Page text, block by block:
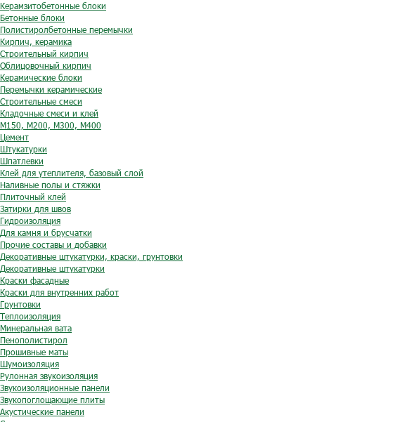
Керамзитобетонные блоки
Бетонные блоки
Полистиролбетонные перемычки
Кирпич, керамика
Строительный кирпич
Облицовочный кирпич
Керамические блоки
Перемычки керамические
Строительные смеси
Кладочные смеси и клей
М150, М200, М300, М400
Цемент
Штукатурки
Шпатлевки
Клей для утеплителя, базовый слой
Наливные полы и стяжки
Плиточный клей
Затирки для швов
Гидроизоляция
Для камня и брусчатки
Прочие составы и добавки
Декоративные штукатурки, краски, грунтовки
Декоративные штукатурки
Краски фасадные
Краски для внутренних работ
Грунтовки
Теплоизоляция
Минеральная вата
Пенополистирол
Прошивные маты
Шумоизоляция
Рулонная звукоизоляция
Звукоизоляционные панели
Звукопоглощающие плиты
Акустические панели